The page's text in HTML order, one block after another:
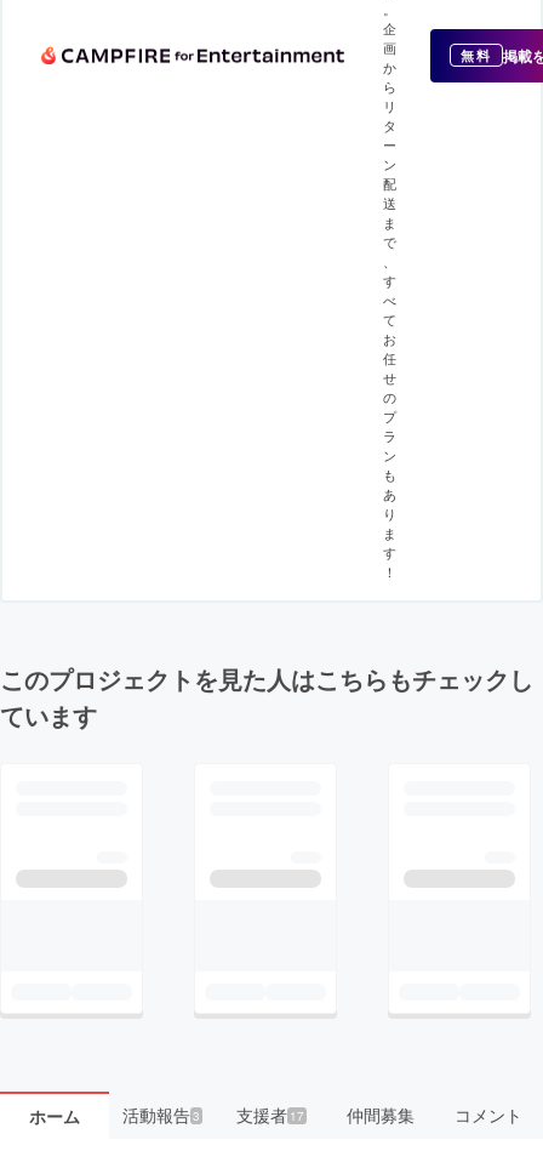
企
画
か
ら
リ
タ
ー
ン
配
送
ま
で
す
べ
て
お
任
せ
の
プ
ラ
ン
も
あ
り
ま
す
！
無料 掲載
このプロジェクトを見た人はこちらもチェックし
ています
ホーム 活動報告3 支援者 17 仲間募集 コメント